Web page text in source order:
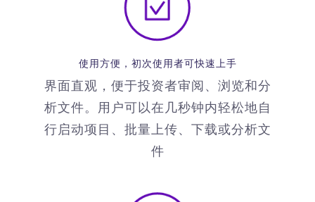
使用方便，初次使用者可快速上手
界面直观，便于投资者审阅、浏览和分
析文件。用户可以在几秒钟内轻松地自
行启动项目、批量上传、下载或分析文
件